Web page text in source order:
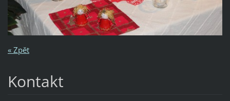
« Zpět
Kontakt